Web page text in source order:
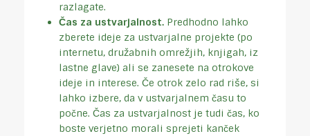
razlagate.
Čas za ustvarjalnost. Predhodno lahko
zberete ideje za ustvarjalne projekte (po
internetu, družabnih omrežjih, knjigah, iz
lastne glave) ali se zanesete na otrokove
ideje in interese. Če otrok zelo rad riše, si
lahko izbere, da v ustvarjalnem času to
počne. Čas za ustvarjalnost je tudi čas, ko
boste verjetno morali sprejeti kanček